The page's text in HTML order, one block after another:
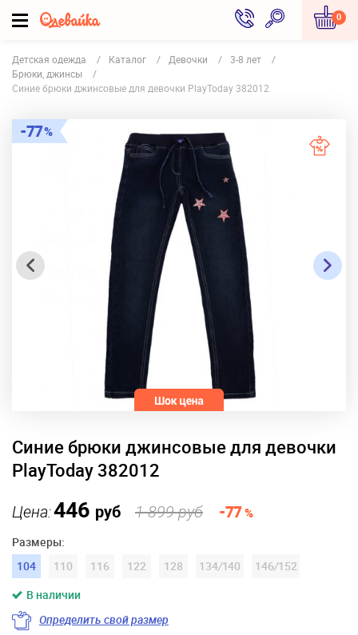
0
Детская одежда Каталог Девочки
3-8 лет
Брюки, джинсы
Синие брюки джинсовые для девочки PlayToday 382012
77
Синие брюки джинсовые для девочки
PlayToday 382012
Цена:446 руб 1 899 руб -77%
Размеры:
104
110 116 122 128 134/140 146/152
В наличии
Определить свой размер